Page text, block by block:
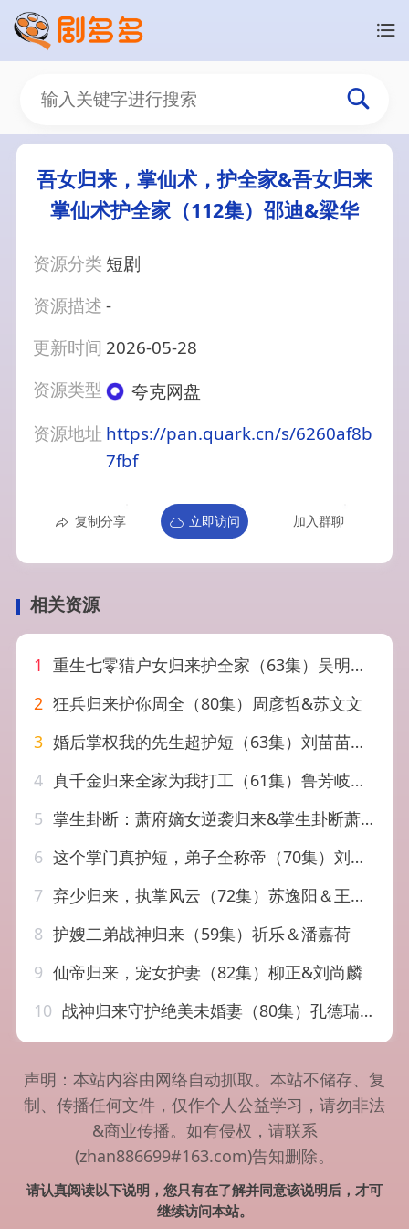
吾女归来，掌仙术，护全家&吾女归来
掌仙术护全家（112集）邵迪&梁华
资源分类 短剧
资源描述-
更新时间 2026-05-28
资源类型
夸克网盘
资源地址 https://pan.quark.cn/s/6260af8b
7fbf
复制分享 立即访问 加入群聊
相关资源
1 重生七零猎户女归来护全家（63集）吴明宇＆王阡惠
2 狂兵归来护你周全（80集）周彦哲&苏文文
3 婚后掌权我的先生超护短（63集）刘苗苗&姜云蛟
4 真千金归来全家为我打工（61集）鲁芳岐&杨永久
5 掌生卦断：萧府嫡女逆袭归来&掌生卦断萧府嫡女逆袭归来（49集）AI短剧
6 这个掌门真护短，弟子全称帝（70集）刘宇泽＆陆晨林
7 弃少归来，执掌风云（72集）苏逸阳＆王晓诗
8 护嫂二弟战神归来（59集）祈乐＆潘嘉荷
9 仙帝归来，宠女护妻（82集）柳正&刘尚麟
10 战神归来守护绝美未婚妻（80集）孔德瑞＆王熳熳
声明：本站内容由网络自动抓取。本站不储存、复
制、传播任何文件，仅作个人公益学习，请勿非法
&商业传播。如有侵权，请联系
(zhan886699#163.com)告知删除。
请认真阅读以下说明，您只有在了解并同意该说明后，才可
继续访问本站。